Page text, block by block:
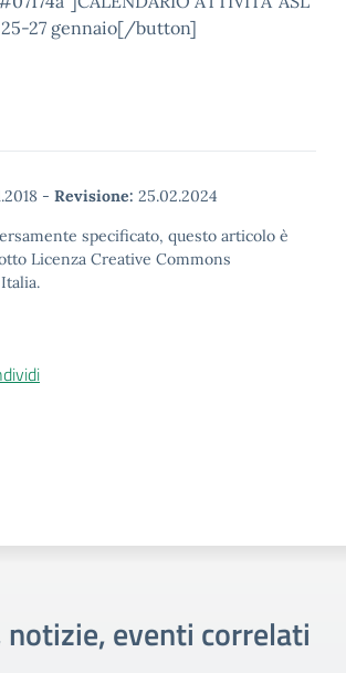
25-27 gennaio[/button]
- Revisione: 25.02.2024
specificato, questo articolo è
Licenza Creative Commons
notizie, eventi correlati